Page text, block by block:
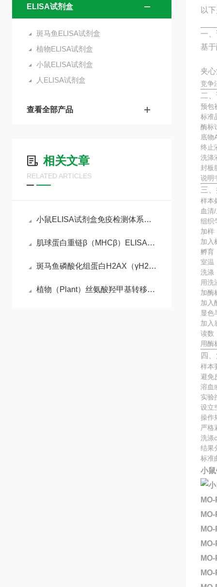
ELISA试剂盒
斑马鱼ELISA试剂盒
植物ELISA试剂盒
小鼠ELISA试剂盒
人ELISA试剂盒
查看全部产品
相关文章
RELATED ARTICLES
小鼠ELISA试剂盒免疫检测体系与动物模型实验实操指南
肌球蛋白重链β（MHCβ）ELISA检测试剂盒
斑马鱼磷酸化组蛋白H2AX（γH2AX）ELISA检测试剂盒的工作原理
植物（Plant）丝氨酸羟甲基转移酶（SHMT） ELISA检测试剂盒说明书
以
一
基
夹
竞争
二
预包
标准
酶标
底物
终止
洗涤
封板
说明
三
样本
血清
组织
加样
加入
孵育
室温
洗涤
用洗
加酶
加入
显色
加入
读数
用酶
四
样本
避免
溶血
实验
设立
操作
严格
洗涤
结果
标准
小